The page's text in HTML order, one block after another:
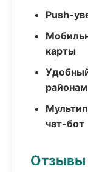
Push-
карты
районам
чат-бот
Отзывы